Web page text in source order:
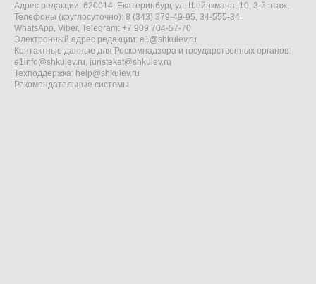
Адрес редакции: 620014, Екатеринбург, ул. Шейнкмана, 10, 3-й этаж,
Телефоны (круглосуточно): 8 (343) 379-49-95, 34-555-34,
WhatsApp, Viber, Telegram: +7 909 704-57-70
Электронный адрес редакции: e1@shkulev.ru
Контактные данные для Роскомнадзора и государственных органов:
e1info@shkulev.ru, juristekat@shkulev.ru
Техподдержка: help@shkulev.ru
Рекомендательные системы